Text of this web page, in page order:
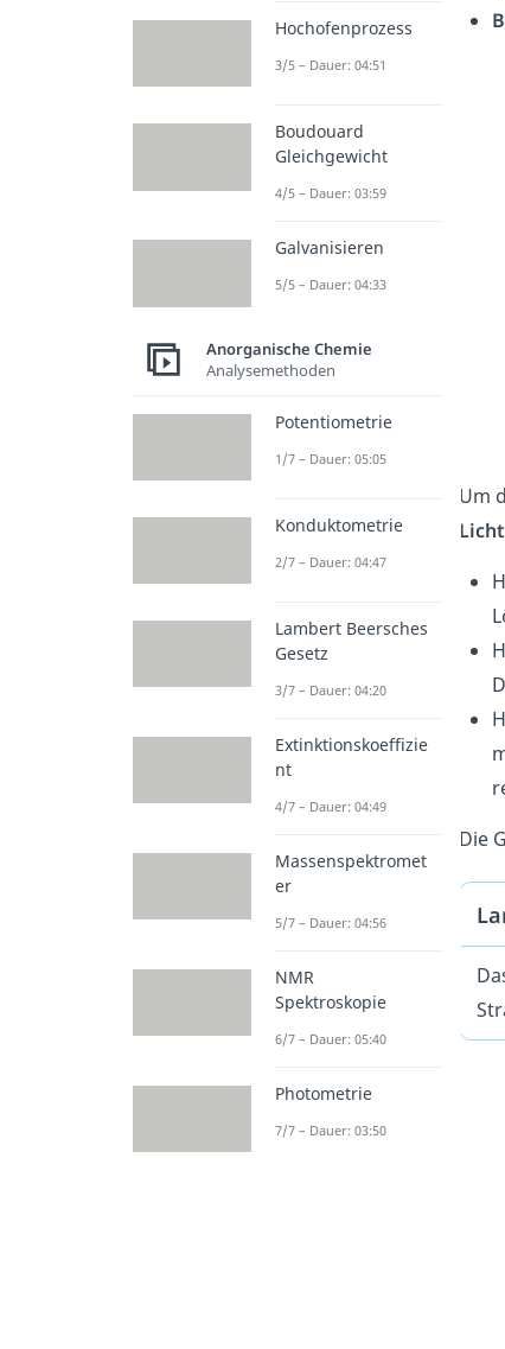
Um
Die
Hochofenprozess
3/5 – Dauer: 04:51
Boudouard
Gleichgewicht
4/5 – Dauer: 03:59
Galvanisieren
5/5 – Dauer: 04:33
Anorganische Chemie
Analysemethoden
Potentiometrie
1/7 – Dauer: 05:05
Konduktometrie
2/7 – Dauer: 04:47
Lambert Beersches
Gesetz
3/7 – Dauer: 04:20
Extinktionskoeffizie
nt
4/7 – Dauer: 04:49
Massenspektromet
er
5/7 – Dauer: 04:56
NMR
Spektroskopie
6/7 – Dauer: 05:40
Photometrie
7/7 – Dauer: 03:50